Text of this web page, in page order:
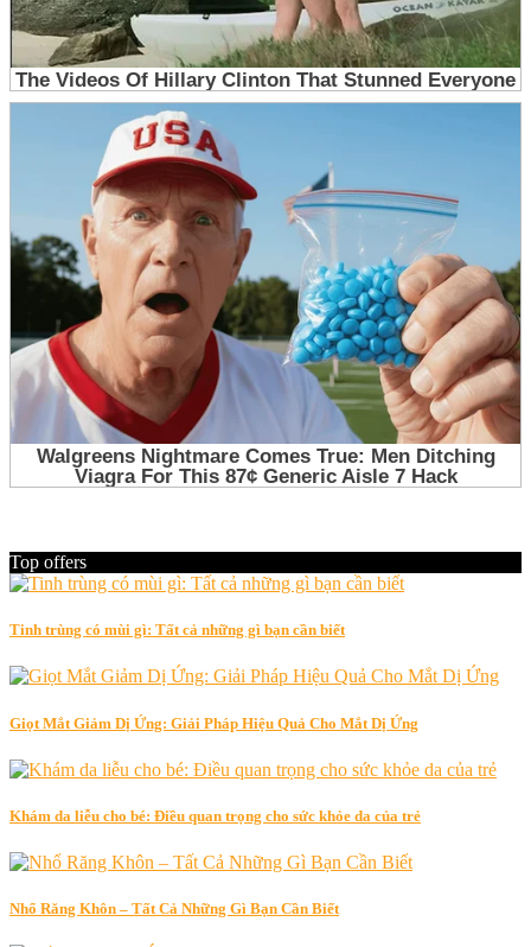
Top offers
Tinh trùng có mùi gì: Tất cả những gì bạn cần biết
Giọt Mắt Giảm Dị Ứng: Giải Pháp Hiệu Quả Cho Mắt Dị Ứng
Khám da liễu cho bé: Điều quan trọng cho sức khỏe da của trẻ
Nhổ Răng Khôn – Tất Cả Những Gì Bạn Cần Biết